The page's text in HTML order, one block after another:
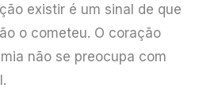
existir é um sinal de que
o cometeu. O coração
não se preocupa com